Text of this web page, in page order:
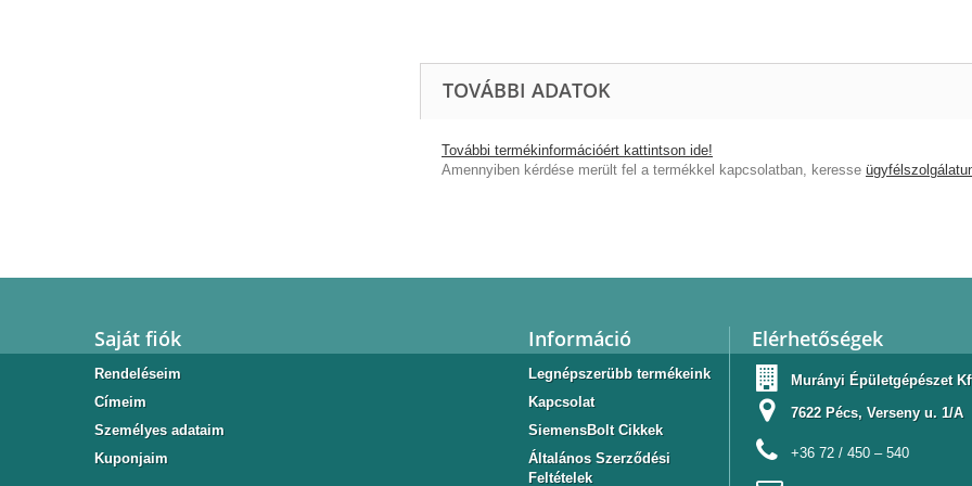
TOVÁBBI ADATOK
További termékinformációért kattintson ide!
Amennyiben kérdése merült fel a termékkel kapcsolatban, keresse
Saját fiók
Rendeléseim
Címeim
Személyes adataim
Kuponjaim
Információ
Legnépszerübb termékeink
Kapcsolat
SiemensBolt Cikkek
Általános Szerződési
Feltételek
Elérhetőségek
Murányi Épületgépészet
7622 Pécs, Verseny u. 1/A
+36 72 / 450 – 540